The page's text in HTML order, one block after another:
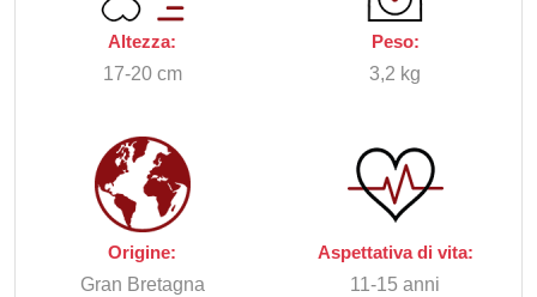
Altezza:
17-20 cm
Peso:
3,2 kg
Origine:
Gran Bretagna
Aspettativa di vita:
11-15 anni